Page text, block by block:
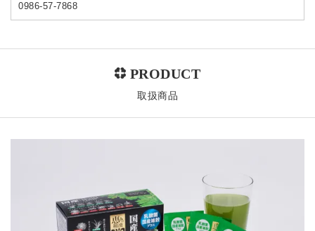
0986-57-7868
取扱商品